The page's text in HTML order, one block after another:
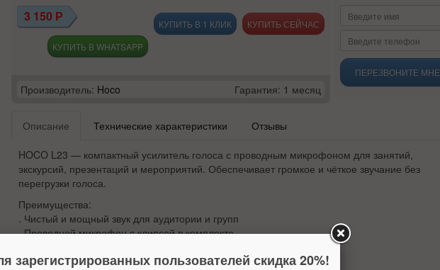
3 150 Р
КУПИТЬ В 1 КЛИК
КУПИТЬ В WHATSAPP
Производитель: Hoco Гарантия: 1 месяц
ПЕРЕЗВОНИТЕ МНЕ
Описание Технические характеристики Отзывы
HOCO L23 — компактный усилитель голоса с проводным микрофоном для занятий,
экскурсий, презентаций и мероприятий. Обеспечивает громкое и чёткое звучание без
перегрузки голоса.
Преимущества:
. Чистый и мощный звук для аудитории и групп
. Проводной микрофон с клипсой в комплекте
. AUX 3.5 мм для подключения ноутбука и других устройств
зарегистрированных пользователей скидка 20%!